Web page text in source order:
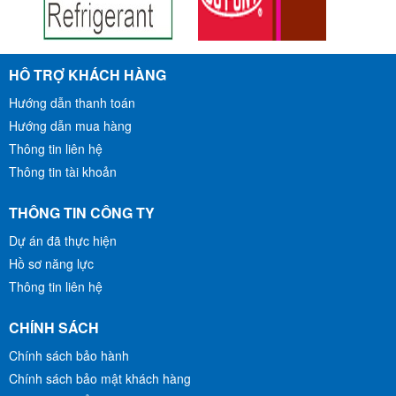
ỐNG ĐỒNG TRUNG
QUỐC HAILIANG DẠNG
CÂY
Liên Hệ
MUA HÀNG
HỖ TRỢ KHÁCH HÀNG
Hướng dẫn thanh toán
Hướng dẫn mua hàng
Thông tin liên hệ
Thông tin tài khoản
THÔNG TIN CÔNG TY
Dự án đã thực hiện
Hồ sơ năng lực
Thông tin liên hệ
CHÍNH SÁCH
Chính sách bảo hành
Chính sách bảo mật khách hàng